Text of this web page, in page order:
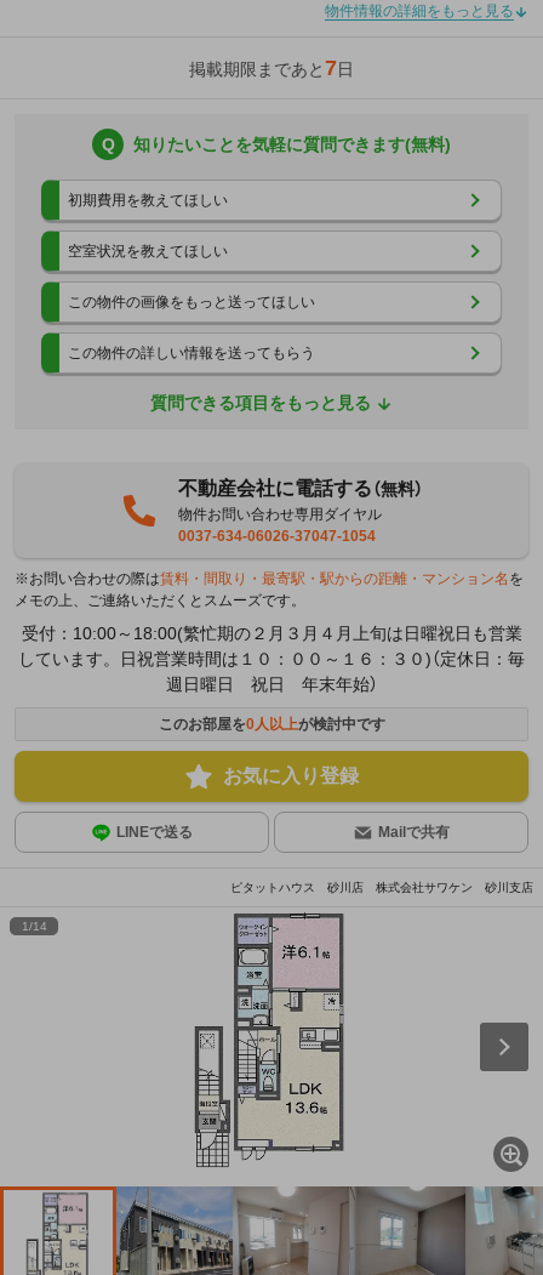
物件情報の詳細をもっと見る
掲載期限まであと7日
Q 知りたいことを気軽に質問できます(無料)
初期費用を教えてほしい
空室状況を教えてほしい
この物件の画像をもっと送ってほしい
この物件の詳しい情報を送ってもらう
質問できる項目をもっと見る
不動産会社に電話する（無料）
物件お問い合わせ専用ダイヤル
0037-634-06026-37047-1054
※お問い合わせの際は賃料・間取り・最寄駅・駅からの距離・マンション名 を
メモの上、ご連絡いただくとスムーズです。
受付：10:00～18:00(繁忙期の２月３月４月上旬は日曜祝日も営業
しています。日祝営業時間は１０：００～１６：３０)（定休日：毎
週日曜日 祝日 年末年始）
このお部屋を0人以上が検討中です
お気に入り登録
LINEで送る Mailで共有
ピタットハウス 砂川店 株式会社サワケン 砂川支店
1/14